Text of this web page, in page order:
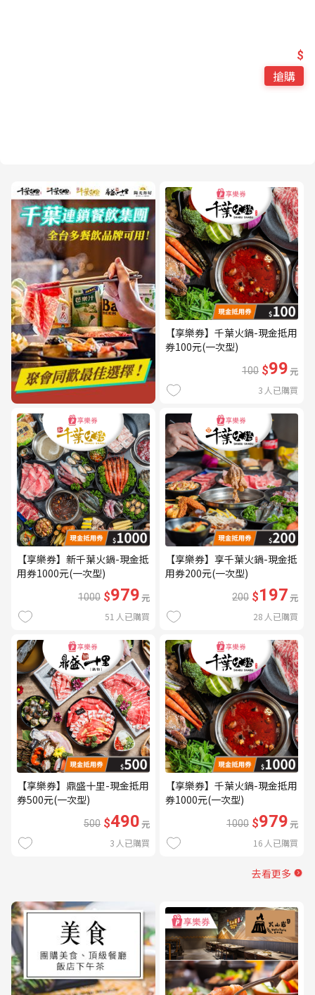
$
搶購
【享樂券】千葉火鍋-現金抵用
券100元(一次型)
100 $99元
3 人已購買
【享樂券】新千葉火鍋-現金抵
用券1000元(一次型)
1000 $979元
51 人已購買
【享樂券】享千葉火鍋-現金抵
用券200元(一次型)
200 $197元
28 人已購買
【享樂券】鼎盛十里-現金抵用
券500元(一次型)
500 $490元
3 人已購買
【享樂券】千葉火鍋-現金抵用
券1000元(一次型)
1000 $979元
16 人已購買
去看更多